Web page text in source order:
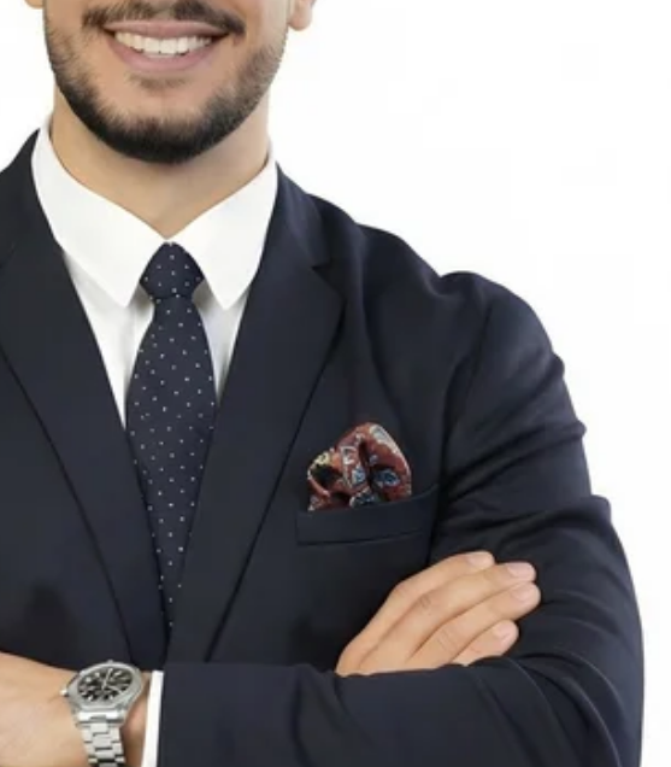
ger möjlighet till egna trädgårdsprojekt.
och grönområden. Samtidigt är det inte långt till Åstorps